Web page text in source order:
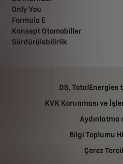
Only You
Formula E
Konsept Otomobiller
Sürdürülebilirlik
DS, TotalEnergies
KVK Korunması ve
Aydınlatma
Bilgi Toplumu
Çerez